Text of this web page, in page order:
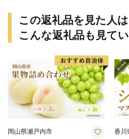
この返礼品を見た人は
こんな返礼品も見て
岡山県瀬戸内市 香川